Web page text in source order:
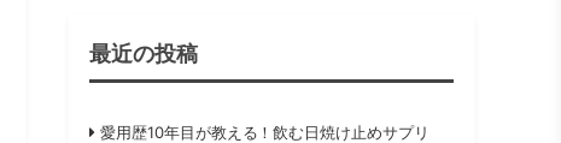
最近の投稿
愛用歴10年目が教える！飲む日焼け止めサプリ